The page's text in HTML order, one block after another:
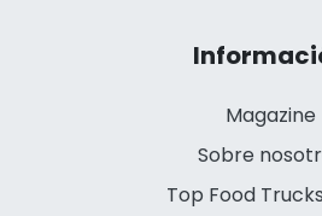
Magazine
Sobre
Top Food